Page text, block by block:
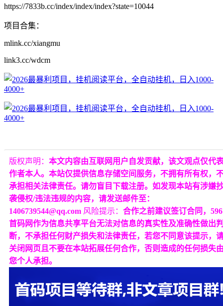
https://7833b.cc/index/index/index?state=10044
项目合集：
mlink.cc/xiangmu
link3.cc/wdcm
版权声明： 本文内容由互联网用户自发贡献，该文观点仅代
作者本人。本站仅提供信息存储空间服务，不拥有所有权，
承担相关法律责任。请勿盲目下载注册。如发现本站有涉嫌
袭侵权/违法违规的内容，请发送邮件至：
1406739544@qq.com 风险提示： 合作之前建议签订合同，596
首码网作为信息共享平台无法对信息的真实性及准确性做出
断，不承担任何财产损失和法律责任，若您不同意该提示，
关闭网页且不要在本站拓展任何合作，否则造成的任何损失
您个人承担。